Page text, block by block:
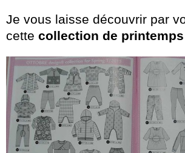
Je vous laisse découvrir par
cette collection de printemps